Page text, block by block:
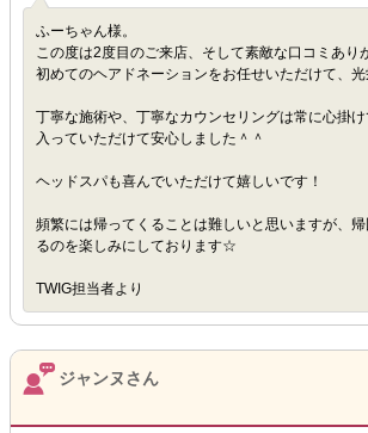
ふーちゃん様。
この度は2度目のご来店、そして素敵な口コミあり
初めてのヘアドネーションをお任せいただけて、光
丁寧な施術や、丁寧なカウンセリングは常に心掛
入っていただけて安心しました＾＾
ヘッドスパも喜んでいただけて嬉しいです！
頻繁には帰ってくることは難しいと思いますが、
るのを楽しみにしております☆
TWIG担当者より
ジャンヌさん